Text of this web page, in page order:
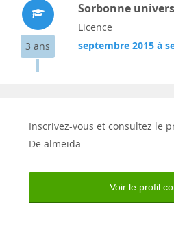
3 ans
Sorbonne
Licence
septembre 2015 à
Inscrivez-vous et consultez le
De almeida
Voir le profil